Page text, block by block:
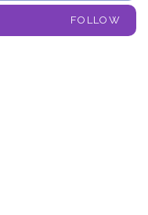
FOLLOW